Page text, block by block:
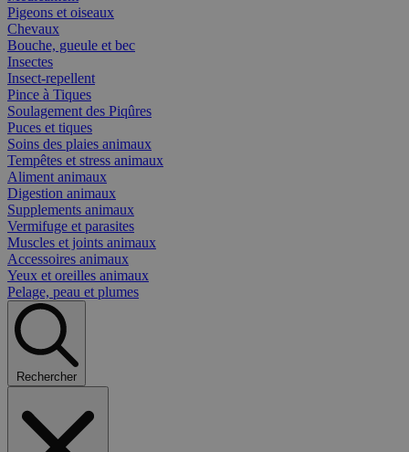
Pigeons et oiseaux
Chevaux
Bouche, gueule et bec
Insectes
Insect-repellent
Pince à Tiques
Soulagement des Piqûres
Puces et tiques
Soins des plaies animaux
Tempêtes et stress animaux
Aliment animaux
Digestion animaux
Supplements animaux
Vermifuge et parasites
Muscles et joints animaux
Accessoires animaux
Yeux et oreilles animaux
Pelage, peau et plumes
Rechercher